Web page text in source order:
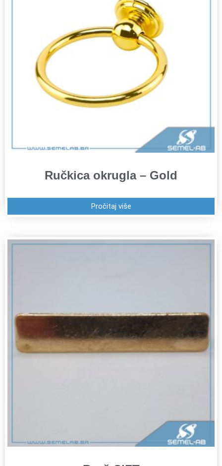
Ručkica okrugla – Gold
Pročitaj više